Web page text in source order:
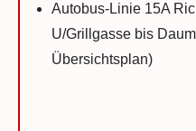
Autobus-Linie 15A
U/Grillgasse bis
Übersichtsplan)